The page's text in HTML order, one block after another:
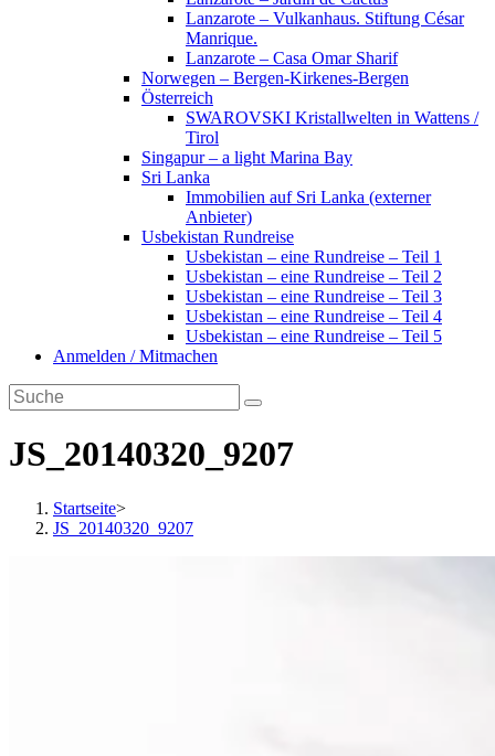
Lanzarote – Vulkanhaus. Stiftung César
Manrique.
Lanzarote – Casa Omar Sharif
Norwegen – Bergen-Kirkenes-Bergen
Österreich
SWAROVSKI Kristallwelten in Wattens /
Tirol
Singapur – a light Marina Bay
Sri Lanka
Immobilien auf Sri Lanka (externer
Anbieter)
Usbekistan Rundreise
Usbekistan – eine Rundreise – Teil 1
Usbekistan – eine Rundreise – Teil 2
Usbekistan – eine Rundreise – Teil 3
Usbekistan – eine Rundreise – Teil 4
Usbekistan – eine Rundreise – Teil 5
Anmelden / Mitmachen
JS_20140320_9207
Startseite>
JS_20140320_9207